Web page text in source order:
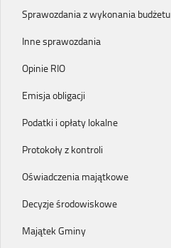
Sprawozdania z wykonania budżetu
Inne sprawozdania
Opinie RIO
Emisja obligacji
Podatki i opłaty lokalne
Protokoły z kontroli
Oświadczenia majątkowe
Decyzje środowiskowe
Majątek Gminy